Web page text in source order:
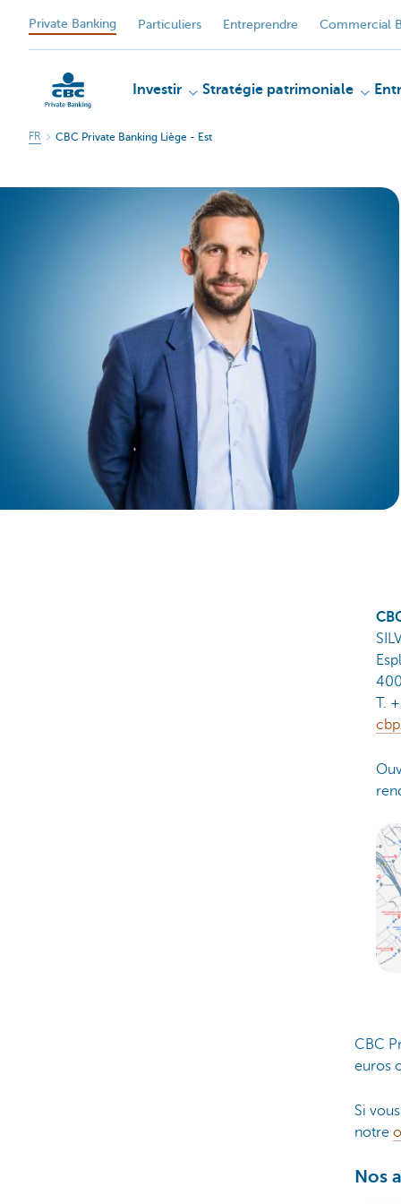
Private Banking Particuliers Entreprendre Commercial
Particulieren
Investir Stratégie patrimoniale
FR CBC Private Banking Liège - Est
T.
CBC
euros
Si
notre
Nos